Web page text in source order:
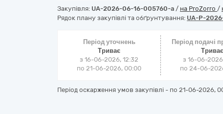
Закупівля: UA-2026-06-16-005760-a / на ProZorro /
Рядок плану закупівлі та обґрунтування: UA-P-
Період уточнень
Триває
з 16-06-2026, 12:32
по 21-06-2026, 00:00
Період подачі
Триває
з 16-06-
по 24-06-
Період оскарження умов закупівлі - по 21-06-2026,